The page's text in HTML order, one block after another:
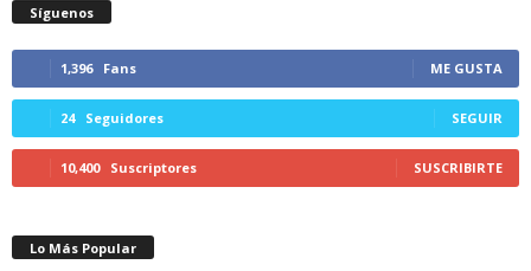
Síguenos
1,396 Fans ME GUSTA
24 Seguidores SEGUIR
10,400 Suscriptores SUSCRIBIRTE
Lo Más Popular